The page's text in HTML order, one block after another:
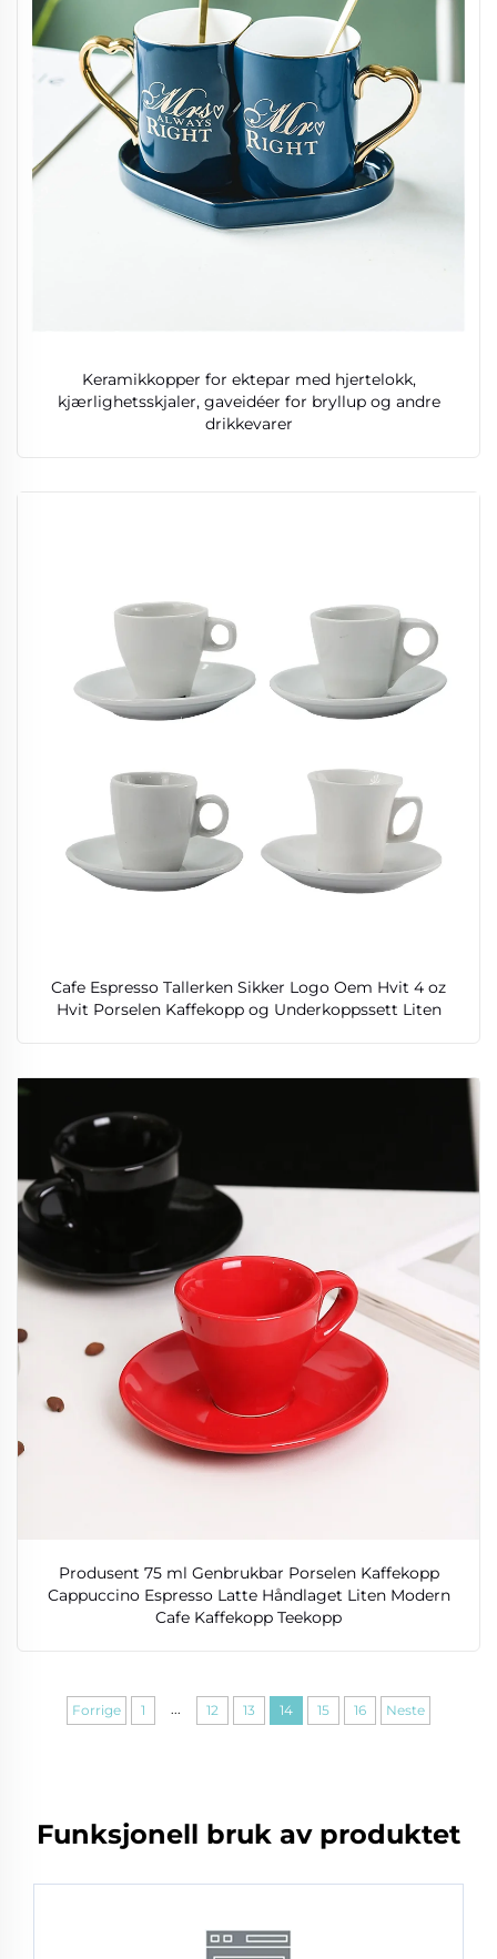
Keramikkopper for ektepar med hjertelokk,
kjærlighetsskjaler, gaveidéer for bryllup og andre
drikkevarer
Cafe Espresso Tallerken Sikker Logo Oem Hvit 4 oz
Hvit Porselen Kaffekopp og Underkoppssett Liten
Produsent 75 ml Genbrukbar Porselen Kaffekopp
Cappuccino Espresso Latte Håndlaget Liten Modern
Cafe Kaffekopp Teekopp
Forrige 1 ... 12 13 14 15 16 Neste
Funksjonell bruk av produktet